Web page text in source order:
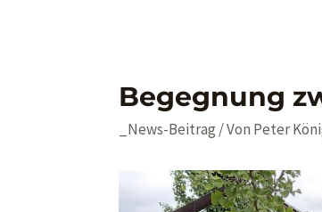
Begegnung
_News-Beitrag / Von Peter